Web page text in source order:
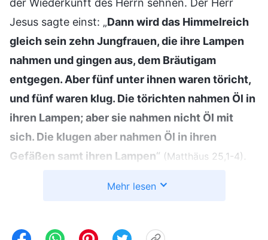
Jesus sagte einst: „Dann wird das Himmelreich
gleich sein zehn Jungfrauen, die ihre Lampen
nahmen und gingen aus, dem Bräutigam
entgegen. Aber fünf unter ihnen waren töricht,
und fünf waren klug. Die törichten nahmen Öl in
ihren Lampen; aber sie nahmen nicht Öl mit
sich. Die klugen aber nahmen Öl in ihren
Gefäßen samt ihren Lampen“ (Matthäus 25,1-4) .
dass die weisen Jungfrauen Lampenöl
des Herrn warteten. Schließlich hießen sie Ihn
Mehr lesen